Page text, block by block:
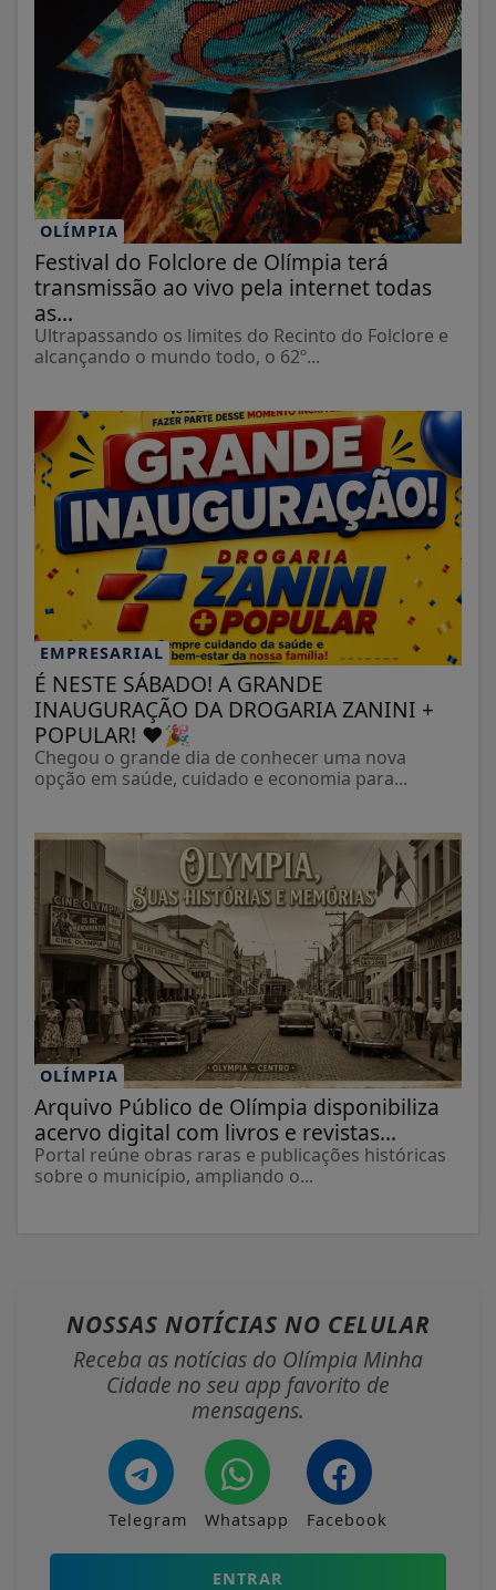
OLÍMPIA
Festival do Folclore de Olímpia terá
transmissão ao vivo pela internet todas
as...
Ultrapassando os limites do Recinto do Folclore e
alcançando o mundo todo, o 62º...
EMPRESARIAL
É NESTE SÁBADO! A GRANDE
INAUGURAÇÃO DA DROGARIA ZANINI +
POPULAR! ❤️🎉
Chegou o grande dia de conhecer uma nova
opção em saúde, cuidado e economia para...
OLÍMPIA
Arquivo Público de Olímpia disponibiliza
acervo digital com livros e revistas...
Portal reúne obras raras e publicações históricas
sobre o município, ampliando o...
NOSSAS NOTÍCIAS NO CELULAR
Receba as notícias do Olímpia Minha
Cidade no seu app favorito de
mensagens.
Telegram Whatsapp Facebook
ENTRAR